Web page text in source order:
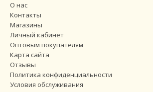
О нас
Контакты
Магазины
Личный кабинет
Оптовым покупателям
Карта сайта
Отзывы
Политика конфиденциальности
Условия обслуживания